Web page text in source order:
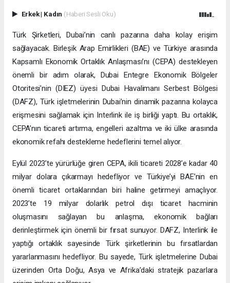
Erkek| Kadın (Haberi Sesli Oku)
Türk Şirketleri, Dubai’nin canlı pazarına daha kolay erişim
sağlayacak. Birleşik Arap Emirlikleri (BAE) ve Türkiye arasında
Kapsamlı Ekonomik Ortaklık Anlaşması’nı (CEPA) destekleyen
önemli bir adım olarak, Dubai Entegre Ekonomik Bölgeler
Otoritesi’nin (DIEZ) üyesi Dubai Havalimanı Serbest Bölgesi
(DAFZ), Türk işletmelerinin Dubai’nin dinamik pazarına kolayca
erişmesini sağlamak için Interlink ile iş birliği yaptı. Bu ortaklık,
CEPA’nın ticareti artırma, engelleri azaltma ve iki ülke arasında
ekonomik refahı destekleme hedeflerini temel alıyor.
Eylül 2023’te yürürlüğe giren CEPA, ikili ticareti 2028’e kadar 40
milyar dolara çıkarmayı hedefliyor ve Türkiye’yi BAE’nin en
önemli ticaret ortaklarından biri haline getirmeyi amaçlıyor.
2023’te 19 milyar dolarlık petrol dışı ticaret hacminin
oluşmasını sağlayan bu anlaşma, ekonomik bağları
derinleştirmek için önemli bir fırsat sunuyor. DAFZ, Interlink ile
yaptığı ortaklık sayesinde Türk şirketlerinin bu fırsatlardan
yararlanmasını hedefliyor. Bu sayede, Türk işletmelerine Dubai
üzerinden Orta Doğu, Asya ve Afrika’daki stratejik pazarlara